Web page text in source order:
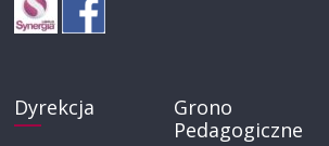
Dyrekcja
Grono
Pedagogiczne